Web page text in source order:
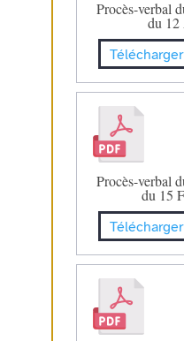
Procès-verbal
du 12
Procès-verbal
du 15